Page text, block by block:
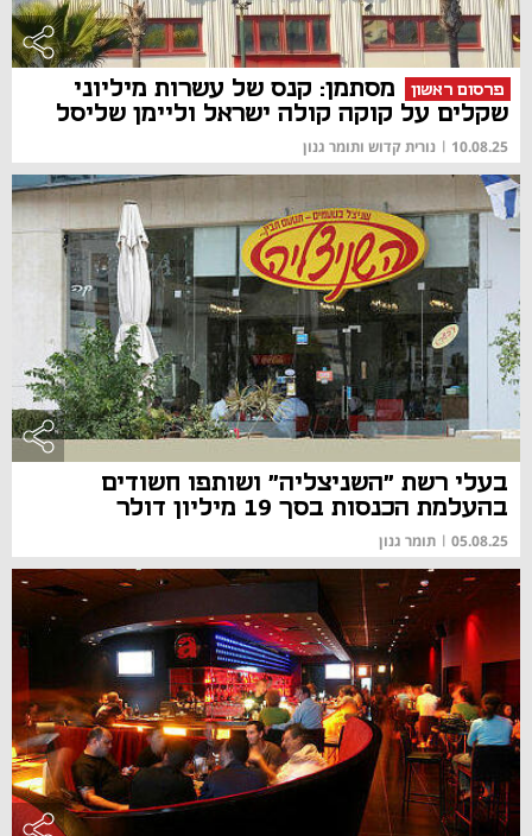
פרסום ראשון
מסתמן: קנס של עשרות מיליוני
שקלים על קוקה קולה ישראל וליימן שליסל
10.08.25
| נורית קדוש ותומר גנון
בעלי רשת "השניצליה" ושותפו חשודים
בהעלמת הכנסות בסך 19 מיליון דולר
05.08.25
| תומר גנון